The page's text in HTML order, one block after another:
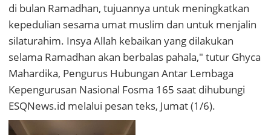
di bulan Ramadhan, tujuannya untuk meningkatkan
kepedulian sesama umat muslim dan untuk menjalin
silaturahim. Insya Allah kebaikan yang dilakukan
selama Ramadhan akan berbalas pahala," tutur Ghyca
Mahardika, Pengurus Hubungan Antar Lembaga
Kepengurusan Nasional Fosma 165 saat dihubungi
ESQNews.id melalui pesan teks, Jumat (1/6).